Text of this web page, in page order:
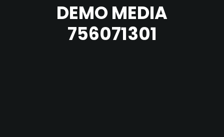
DEMO MEDIA
756071301